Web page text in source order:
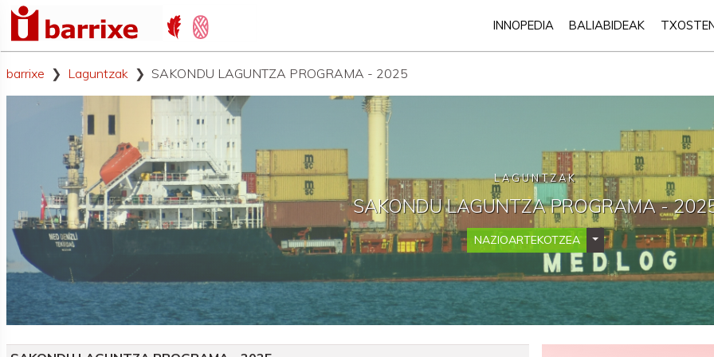
INNOPEDIA BALIABIDEAK
barrixe Laguntzak SAKONDU LAGUNTZA PROGRAMA - 2025
LAGUNTZAK
SAKONDU LAGUNTZA PROGRAMA -
NAZIOARTEKOTZEA Bistaratzeko